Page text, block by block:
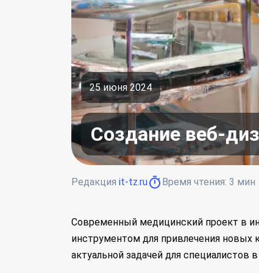
25 июня 2024
Создание веб-
Редакция it-tz.ru Время чтения: 3 мин
Современный медицинский проект в
инструментом для привлечения новых
актуальной задачей для специалистов